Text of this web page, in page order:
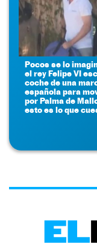
Pocos se lo
el rey Felipe VI
coche de una
española para
por Palma de
esto es lo que